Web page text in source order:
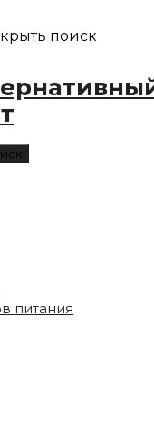
поиск
питания